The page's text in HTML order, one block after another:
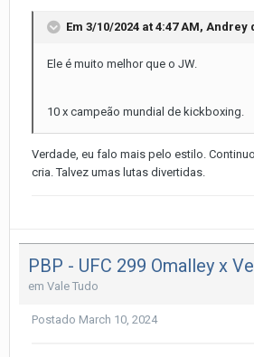
Em 3/10/2024 at 4:47 AM, Andrey
Ele é muito melhor que o JW.
10 x campeão mundial de kickboxing.
Verdade, eu falo mais pelo estilo.
cria. Talvez umas lutas divertidas.
PBP - UFC 299 Omalley x
em Vale Tudo
Postado March 10, 2024